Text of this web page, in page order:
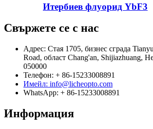
Итербиев флуорид YbF3
Свържете се с нас
Адрес: Стая 1705, бизнес сграда
Road, област Chang'an, Shijiazhuang,
050000
Телефон: + 86-15233008891
Имейл: info@licheopto.com
WhatsApp: + 86-15233008891
Информация